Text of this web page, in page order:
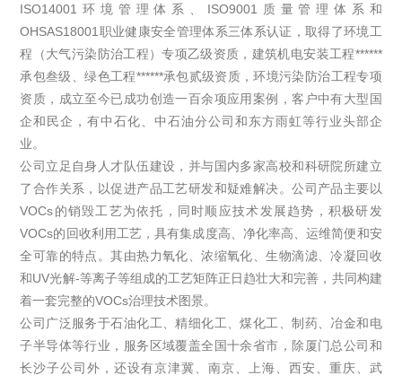
ISO14001环境管理体系、ISO9001质量管理体系和
OHSAS18001职业健康安全管理体系三体系认证，取得了环境工
程（大气污染防治工程）专项乙级资质，建筑机电安装工程******
承包叁级、绿色工程******承包贰级资质，环境污染防治工程专项
资质，成立至今已成功创造一百余项应用案例，客户中有大型国
企和民企，有中石化、中石油分公司和东方雨虹等行业头部企
业。
公司立足自身人才队伍建设，并与国内多家高校和科研院所建立
了合作关系，以促进产品工艺研发和疑难解决。公司产品主要以
VOCs的销毁工艺为依托，同时顺应技术发展趋势，积极研发
VOCs的回收利用工艺，具有集成度高、净化率高、运维简便和安
全可靠的特点。其由热力氧化、浓缩氧化、生物滴滤、冷凝回收
和 UV光解-等离子等组成的工艺矩阵正日趋壮大和完善，共同构建
着一套完整的VOCs治理技术图景。
公司广泛服务于石油化工、精细化工、煤化工、制药、冶金和电
子半导体等行业，服务区域覆盖全国十余省市，除厦门总公司和
长沙子公司外，还设有京津冀、南京、上海、西安、重庆、武